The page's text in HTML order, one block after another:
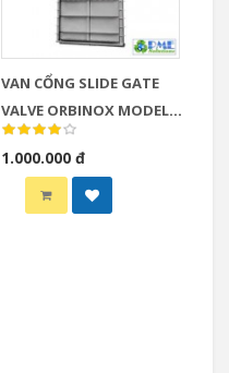
VAN CỔNG SLIDE GATE
VALVE ORBINOX MODEL
MU
1.000.000 đ